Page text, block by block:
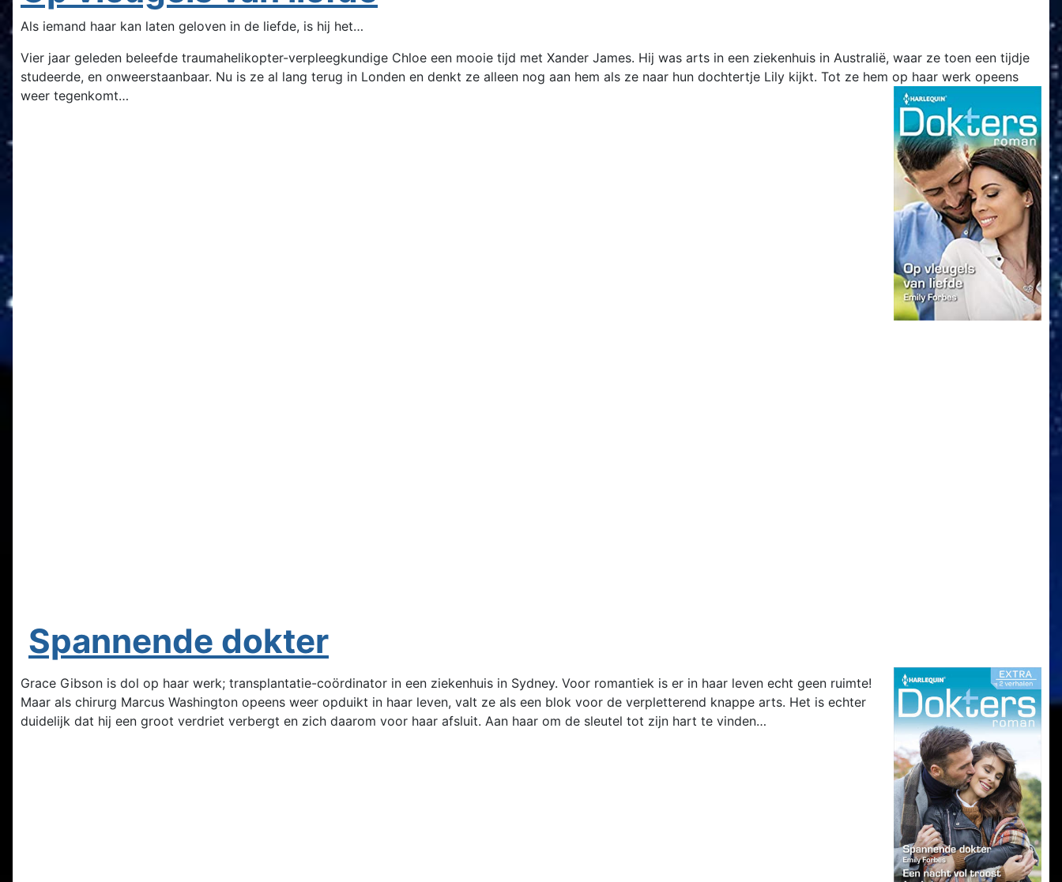
Als iemand haar kan laten geloven in de liefde, is hij het…
Vier jaar geleden beleefde traumahelikopter-verpleegkundige Chloe een mooie tijd met Xander James. Hij was arts in een ziekenhuis in Australië, waar ze toen een tijdje
studeerde, en onweerstaanbaar. Nu is ze al lang terug in Londen en denkt ze alleen nog aan hem als ze naar hun dochtertje Lily kijkt. Tot ze hem op haar werk opeens
weer tegenkomt…
Spannende dokter
Grace Gibson is dol op haar werk; transplantatie-coördinator in een ziekenhuis in Sydney. Voor romantiek is er in haar leven echt geen ruimte!
Maar als chirurg Marcus Washington opeens weer opduikt in haar leven, valt ze als een blok voor de verpletterend knappe arts. Het is echter
duidelijk dat hij een groot verdriet verbergt en zich daarom voor haar afsluit. Aan haar om de sleutel tot zijn hart te vinden…